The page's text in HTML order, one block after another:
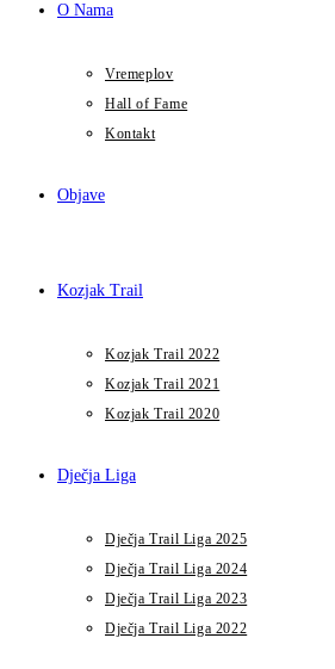
O Nama
Vremeplov
Hall of Fame
Kontakt
Objave
Kozjak Trail
Kozjak Trail 2022
Kozjak Trail 2021
Kozjak Trail 2020
Dječja Liga
Dječja Trail Liga 2025
Dječja Trail Liga 2024
Dječja Trail Liga 2023
Dječja Trail Liga 2022